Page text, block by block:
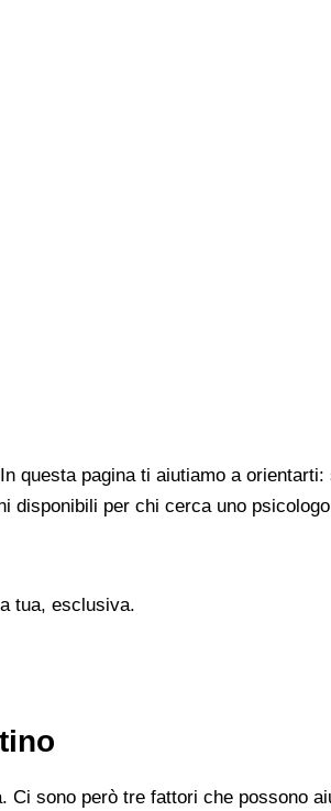
questa pagina ti aiutiamo a
disponibili per chi cerca uno
tua, esclusiva.
sono però tre fattori che possono